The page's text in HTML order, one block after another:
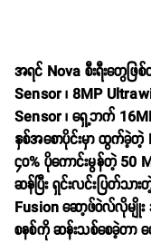
အရင် Nova စီးရီးတွေဖြ
Sensor ၊ 8MP
Sensor ၊ ရှေ့ဘက်
နှစ်အစောပိုင်းမှာ ထွက်ခဲ့
၄၀% ပိုကောင်းမွန်တဲ့
ဆန်ပြီး ရှင်းလင်းပြတ်သ
Fusion ဆော့ဖ်ဝဲလ်လိုမျို
စနစ်ကို ဆန်းသစ်စေခဲ့တာ